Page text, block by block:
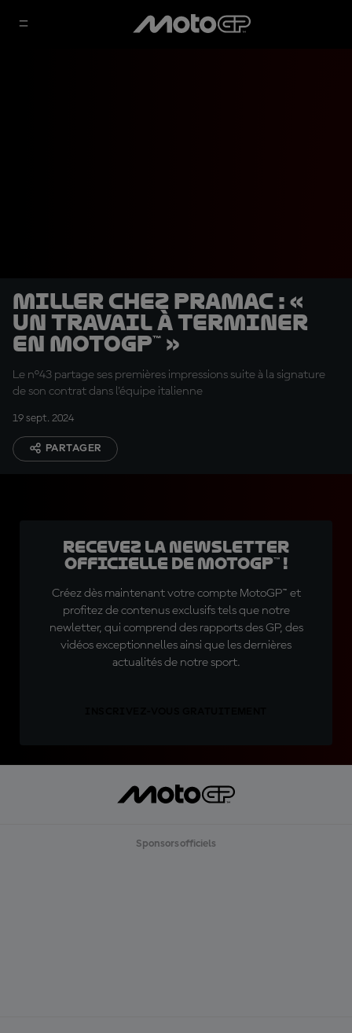
Miller chez Pramac : «
Un travail à terminer
en MotoGP™ »
Le n°43 partage ses premières impressions suite à la signature
de son contrat dans l'équipe italienne
19 sept. 2024
PARTAGER
Recevez la Newsletter
officielle de MotoGP™ !
Créez dès maintenant votre compte MotoGP™ et
profitez de contenus exclusifs tels que notre
newletter, qui comprend des rapports des GP, des
vidéos exceptionnelles ainsi que les dernières
actualités de notre sport.
Sponsors officiels